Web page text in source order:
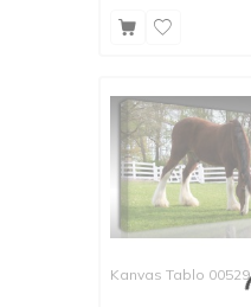
Kanvas Tablo 00529